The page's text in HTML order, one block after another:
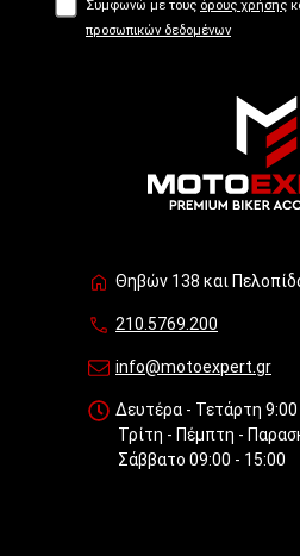
Συμφωνώ με τους όρους χρήσης
προσωπικών δεδομένων
Θηβών 138 και
210.5769.200
info@motoexpert.gr
Δευτέρα - Τετάρτη 9:00
Τρίτη - Πέμπτη -
Σάββατο 09:00 - 15:00